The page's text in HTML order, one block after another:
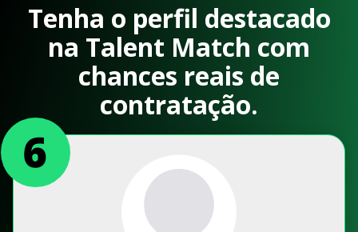
Tenha o perfil destacado
na Talent Match com
chances reais de
contratação.